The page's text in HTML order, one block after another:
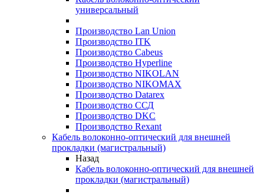
универсальный
Производство Lan Union
Производство ITK
Производство Cabeus
Производство Hyperline
Производство NIKOLAN
Производство NIKOMAX
Производство Datarex
Производство ССД
Производство DKC
Производство Rexant
Кабель волоконно-оптический для внешней
прокладки (магистральный)
Назад
Кабель волоконно-оптический для внешней
прокладки (магистральный)